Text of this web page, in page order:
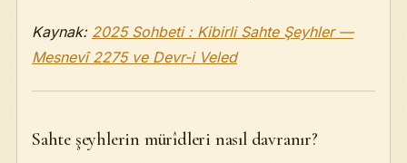
Kaynak: 2025 Sohbeti : Kibirli Sahte Şeyhler —
Mesnevî 2275 ve Devr-i Veled
Sahte şeyhlerin mürîdleri nasıl davranır?